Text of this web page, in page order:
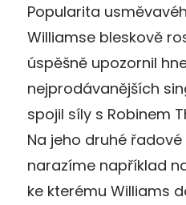
Popularita
Williamse bleskově
úspěšně upozornil
nejprodávanějších
spojil síly s Robinem
Na jeho druhé řadové
narazíme například
ke kterému Williams